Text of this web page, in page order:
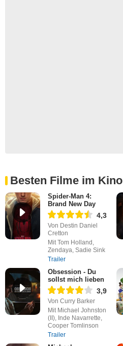
Besten Filme im Kino
Spider-Man 4:
Brand New Day
4,3
Von Destin Daniel
Cretton
Mit Tom Holland,
Zendaya, Sadie Sink
Trailer
Obsession - Du
sollst mich lieben
3,9
Von Curry Barker
Mit Michael Johnston
(II), Inde Navarrette,
Cooper Tomlinson
Trailer